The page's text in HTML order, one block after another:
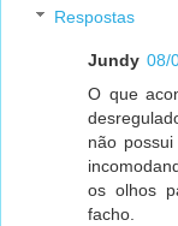
Respostas
Jundy 08/
O que
não
os olhos
facho.